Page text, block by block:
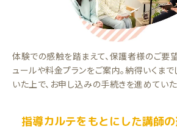
体験での感触を踏まえて、保護者様のご要
ュールや料金プランをご案内。納得いくま
いた上で、お申し込みの手続きを進めていた
指導カルテをもとにした講師